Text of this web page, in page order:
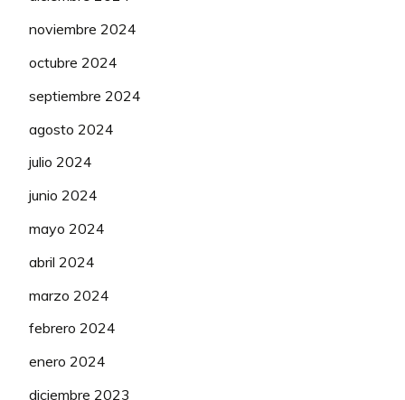
noviembre 2024
octubre 2024
septiembre 2024
agosto 2024
julio 2024
junio 2024
mayo 2024
abril 2024
marzo 2024
febrero 2024
enero 2024
diciembre 2023